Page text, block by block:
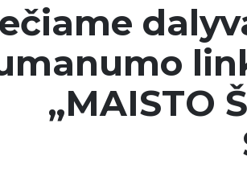
„MAISTO